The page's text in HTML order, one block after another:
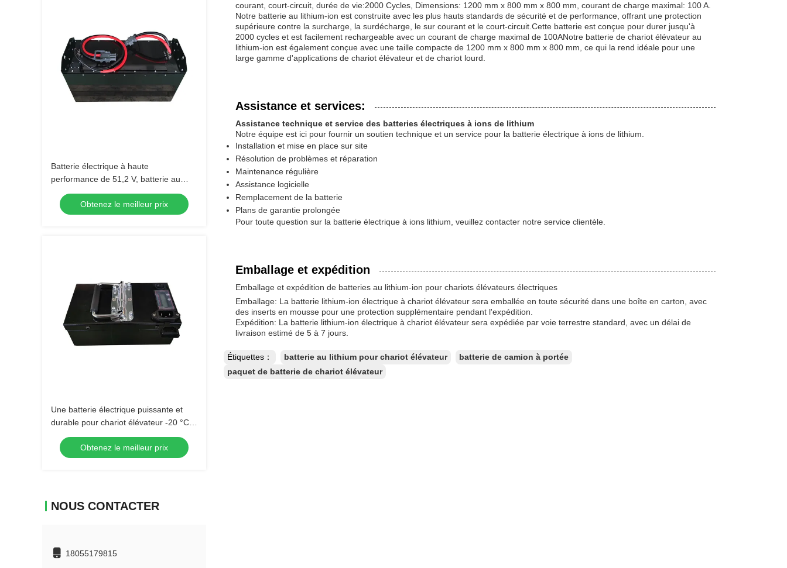
Batterie électrique à haute
performance de 51,2 V, batterie au
lithium, batterie LiFePO4
Obtenez le meilleur prix
Une batterie électrique puissante et
durable pour chariot élévateur -20 °C à
50 °C
Obtenez le meilleur prix
NOUS CONTACTER
18055179815
courant, court-circuit, durée de vie:2000 Cycles, Dimensions: 1200 mm x 800 mm x 800 mm, courant de charge maximal: 100 A.
Notre batterie au lithium-ion est construite avec les plus hauts standards de sécurité et de performance, offrant une protection
supérieure contre la surcharge, la surdécharge, le sur courant et le court-circuit.Cette batterie est conçue pour durer jusqu'à
2000 cycles et est facilement rechargeable avec un courant de charge maximal de 100ANotre batterie de chariot élévateur au
lithium-ion est également conçue avec une taille compacte de 1200 mm x 800 mm x 800 mm, ce qui la rend idéale pour une
large gamme d'applications de chariot élévateur et de chariot lourd.
Assistance et services:
Assistance technique et service des batteries électriques à ions de lithium
Notre équipe est ici pour fournir un soutien technique et un service pour la batterie électrique à ions de lithium.
Installation et mise en place sur site
Résolution de problèmes et réparation
Maintenance régulière
Assistance logicielle
Remplacement de la batterie
Plans de garantie prolongée
Pour toute question sur la batterie électrique à ions lithium, veuillez contacter notre service clientèle.
Emballage et expédition
Emballage et expédition de batteries au lithium-ion pour chariots élévateurs électriques
Emballage: La batterie lithium-ion électrique à chariot élévateur sera emballée en toute sécurité dans une boîte en carton, avec
des inserts en mousse pour une protection supplémentaire pendant l'expédition.
Expédition: La batterie lithium-ion électrique à chariot élévateur sera expédiée par voie terrestre standard, avec un délai de
livraison estimé de 5 à 7 jours.
Étiquettes： batterie au lithium pour chariot élévateur
batterie de camion à portée
paquet de batterie de chariot élévateur